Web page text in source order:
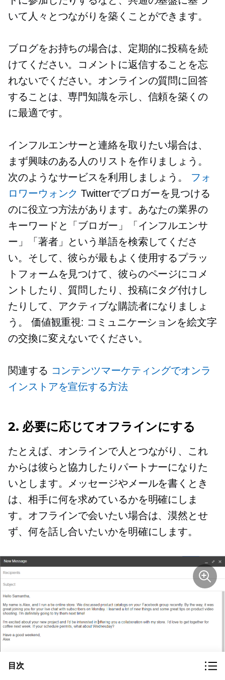
いて人々とつながりを築くことができます。
ブログをお持ちの場合は、定期的に投稿を続
けてください。コメントに返信することを忘
れないでください。オンラインの質問に回答
することは、専門知識を示し、信頼を築くの
に最適です。
インフルエンサーと連絡を取りたい場合は、
まず興味のある人のリストを作りましょう。
次のようなサービスを利用しましょう。 フォ
ロワーウォンク Twitterでブロガーを見つける
のに役立つ方法があります。あなたの業界の
キーワードと「ブロガー」「インフルエンサ
ー」「著者」という単語を検索してくださ
い。そして、彼らが最もよく使用するプラッ
トフォームを見つけて、彼らのページにコメ
ントしたり、質問したり、投稿にタグ付けし
たりして、アクティブな購読者になりましょ
う。 価値観重視: コミュニケーションを絵文字
の交換に変えないでください。
関連する コンテンツマーケティングでオンラ
インストアを宣伝する方法
2. 必要に応じてオフラインにする
たとえば、オンラインで人とつながり、これ
からは彼らと協力したりパートナーになりた
いとします。メッセージやメールを書くとき
は、相手に何を求めているかを明確にしま
す。オフラインで会いたい場合は、漠然とせ
ず、何を話し合いたいかを明確にします。
目次